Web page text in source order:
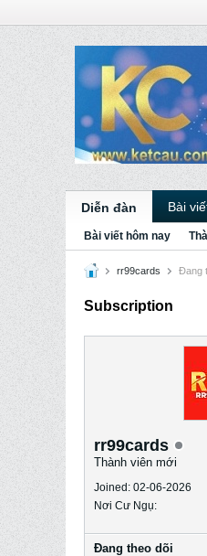
Diễn đàn Bài
Bài viết hôm nay
rr99cards Ðang
Subscription
rr99cards
Thành viên mới
Joined: 02-06-2026
Nơi Cư Ngụ:
Ðang theo dõi